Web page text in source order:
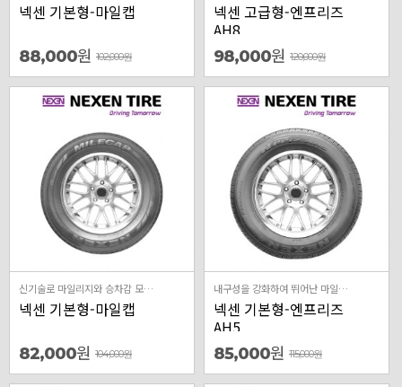
넥센 기본형-마일캡
88,000원 102,000원
넥센 고급형-엔프리즈
AH8
98,000원 120,000원
신기술로 마일리지와 승차감 모두 업
넥센 기본형-마일캡
82,000원 104,000원
내구성을 강화하여 뛰어난 마일리지와 저소음의 사계절 타이어
넥센 기본형-엔프리즈
AH5
85,000원 115,000원